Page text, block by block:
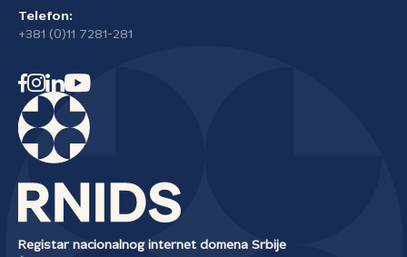
Telefon:
+381 (0)11 7281-281
Registar nacionalnog internet domena Srbije